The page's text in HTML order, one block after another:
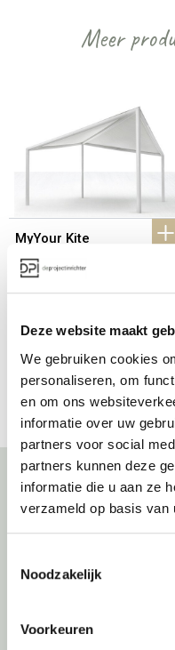
Deze website maakt
We gebruiken cookies
personaliseren, om
en om ons
informatie over uw
partners voor social
partners kunnen deze
informatie die u aan ze
verzameld op basis van
Noodzakelijk
Voorkeuren
Meer
MyYour Kite
buitenmeubilair
Vanaf €€€
Bekijk
Over
Als grootste onafhankelijke
van de beste werkomgeving
realiseren: de allerbeste
met het oog op nu; dankzij